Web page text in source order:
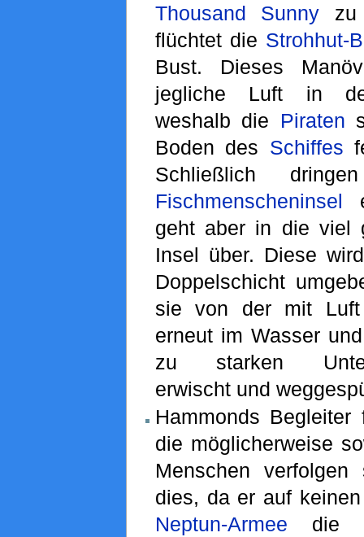
Thousand Sunny zu
flüchtet die Strohhut-
Bust. Dieses
jegliche Luft in
weshalb die Piraten
Boden des Schiffes
Schließlich
Fischmenscheninsel
geht aber in die viel
Insel über. Diese
Doppelschicht
sie von der mit Luft
erneut im Wasser
zu starken
erwischt und
Hammonds
die möglicherweise
Menschen
dies, da er auf
Neptun-Armee die